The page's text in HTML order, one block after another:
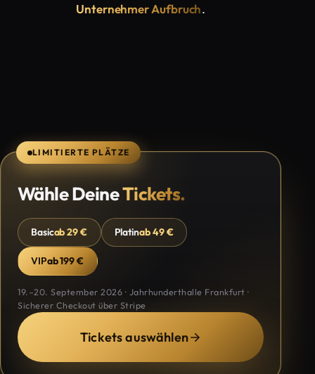
Unternehmer Aufbruch.
LIMITIERTE PLÄTZE
Wähle DeineTickets.
Basicab 29 € Platinab 49 €
VIPab 199 €
19.–20. September 2026 · Jahrhunderthalle Frankfurt ·
Sicherer Checkout über Stripe
Tickets auswählen